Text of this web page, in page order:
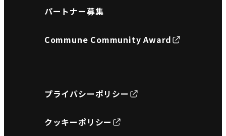
パートナー募集
Commune Community Award
プライバシーポリシー
クッキーポリシー